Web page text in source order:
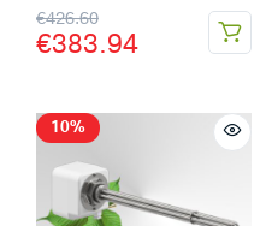
€426.60
€383.94
10%